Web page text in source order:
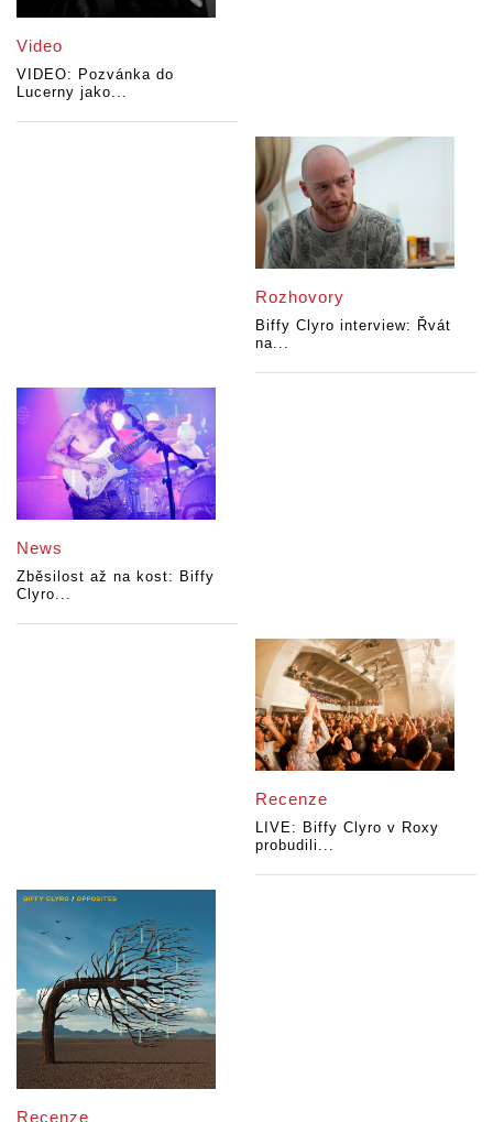
Video
VIDEO: Pozvánka do
Lucerny jako...
Rozhovory
Biffy Clyro interview: Řvát
na...
News
Zběsilost až na kost: Biffy
Clyro...
Recenze
LIVE: Biffy Clyro v Roxy
probudili...
Recenze